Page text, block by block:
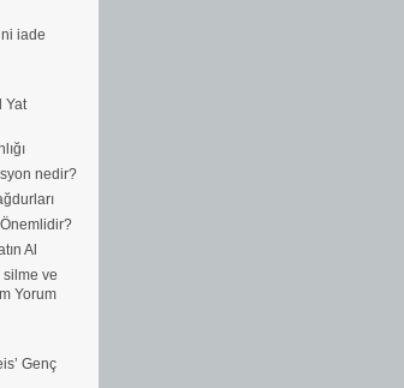
iade
Yat
nedir?
Al
silme ve
Yorum
Genç